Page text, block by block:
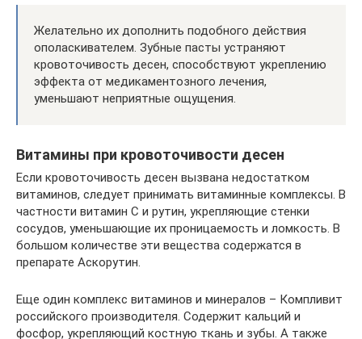
Желательно их дополнить подобного действия
ополаскивателем. Зубные пасты устраняют
кровоточивость десен, способствуют укреплению
эффекта от медикаментозного лечения,
уменьшают неприятные ощущения.
Витамины при кровоточивости десен
Если кровоточивость десен вызвана недостатком
витаминов, следует принимать витаминные комплексы. В
частности витамин C и рутин, укрепляющие стенки
сосудов, уменьшающие их проницаемость и ломкость. В
большом количестве эти вещества содержатся в
препарате Аскорутин.
Еще один комплекс витаминов и минералов – Компливит
российского производителя. Содержит кальций и
фосфор, укрепляющий костную ткань и зубы. А также